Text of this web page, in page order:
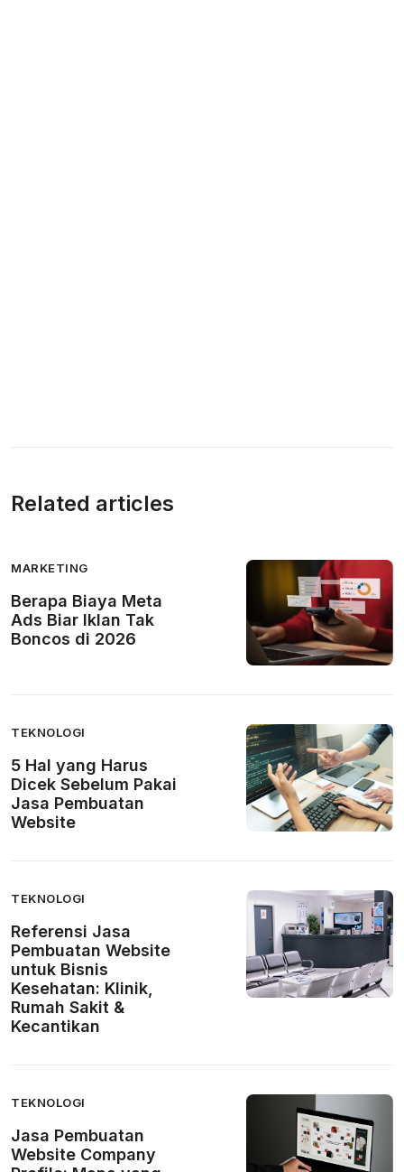
Related articles
MARKETING
Berapa Biaya Meta
Ads Biar Iklan Tak
Boncos di 2026
TEKNOLOGI
5 Hal yang Harus
Dicek Sebelum Pakai
Jasa Pembuatan
Website
TEKNOLOGI
Referensi Jasa
Pembuatan Website
untuk Bisnis
Kesehatan: Klinik,
Rumah Sakit &
Kecantikan
TEKNOLOGI
Jasa Pembuatan
Website Company